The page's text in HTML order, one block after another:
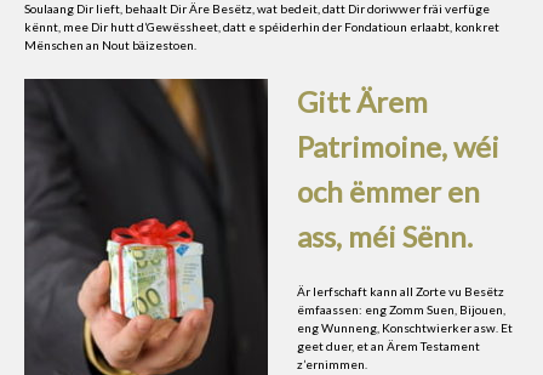
Soulaang Dir lieft, behaalt Dir Äre Besëtz, wat bedeit, datt Dir doriwwer fräi verfüge
kënnt, mee Dir hutt d’Gewëssheet, datt e spéiderhin der Fondatioun erlaabt, konkret
Mënschen an Nout bäizestoen.
Gitt Ärem
Patrimoine, wéi
och ëmmer en
ass, méi Sënn.
Är Ierfschaft kann all Zorte vu Besëtz
ëmfaassen: eng Zomm Suen, Bijouen,
eng Wunneng, Konschtwierker asw. Et
geet duer, et an Ärem Testament
z’ernimmen.